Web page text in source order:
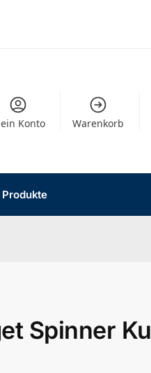
Konto Warenkorb
Produkte
Spinner